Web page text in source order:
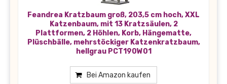
Feandrea Kratzbaum groß, 203,5 cm hoch, XXL
Katzenbaum, mit 13 Kratzsäulen, 2
Plattformen, 2 Höhlen, Korb, Hängematte,
Plüschbälle, mehrstöckiger Katzenkratzbaum,
hellgrau PCT190W01
Bei Amazon kaufen